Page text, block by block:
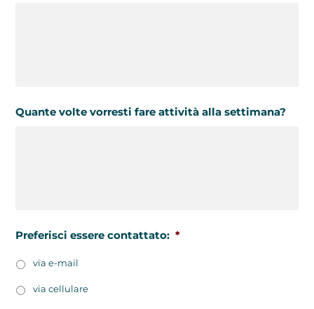
Quante volte vorresti fare attività alla settimana?
Preferisci essere contattato: *
via e-mail
via cellulare